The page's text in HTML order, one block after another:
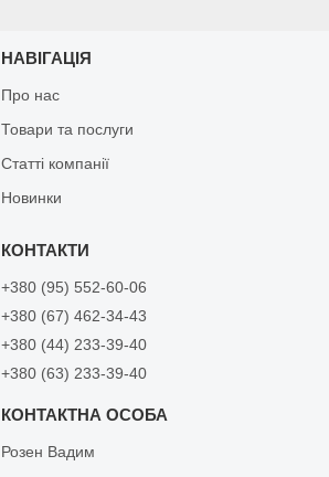
НАВІГАЦІЯ
Про нас
Товари та послуги
Статті компанії
Новинки
+380 (95) 552-60-06
+380 (67) 462-34-43
+380 (44) 233-39-40
+380 (63) 233-39-40
Розен Вадим